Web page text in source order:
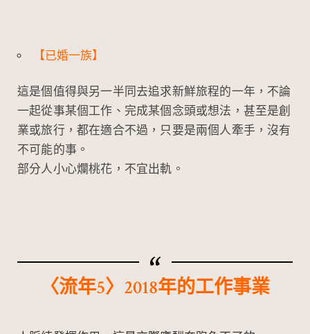
【已婚一族】
這是個值得與另一半同去追求新鮮旅程的一年，不論
一起從事某個工作、完成某個念頭或想法，甚至是創
業或旅行，都在適合不過，只要是兩個人牽手，沒有
不可能的事。
部分人小心爛桃花，不宜出軌。
〈流年5〉2018年的工作事業